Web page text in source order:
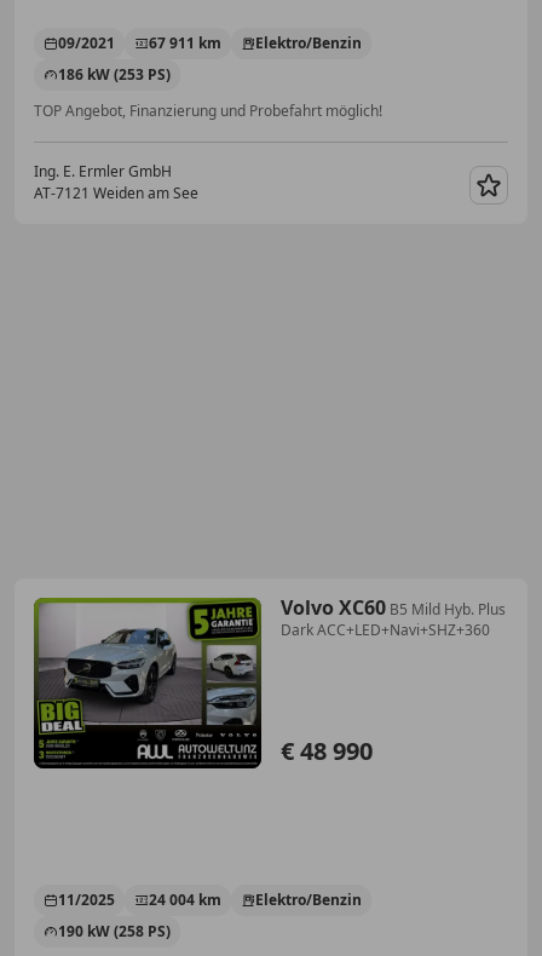
09/2021 67 911 km
Elektro/Benzin
186 kW (253 PS)
TOP Angebot, Finanzierung und Probefahrt möglich!
Ing. E. Ermler GmbH
AT-7121 Weiden am See
Volvo XC60 B5 Mild Hyb. Plus
Dark ACC+LED+Navi+SHZ+360
€ 48 990
11/2025 24 004 km
Elektro/Benzin
190 kW (258 PS)